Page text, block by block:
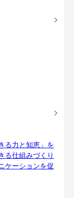
る力と知恵」を
る仕組みづくり
ケーションを促